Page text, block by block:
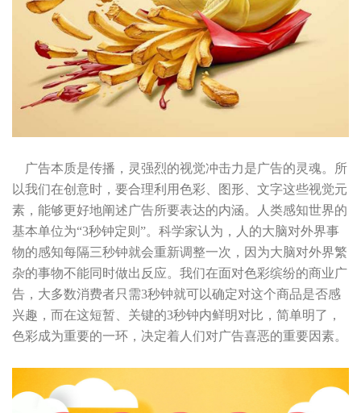
广告本质是传播，灵强烈的视觉冲击力是广告的灵魂。所
以我们在创意时，要合理利用色彩、图形、文字这些视觉元
素，能够更好地阐述广告所要表达的内涵。人类感知世界的
基本单位为“3秒钟定则”。科学家认为，人的大脑对外界事
物的感知每隔三秒钟就会重新调整一次，因为大脑对外界繁
杂的事物不能同时做出反应。我们在面对色彩缤纷的商业广
告，大多数消费者只需3秒钟就可以确定对这个商品是否感
兴趣，而在这短暂、关键的3秒钟内鲜明对比，简单明了，
色彩成为重要的一环，决定着人们对广告喜恶的重要因素。